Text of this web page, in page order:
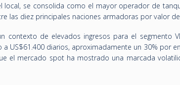
se consolida como el mayor operador de
las diez principales naciones armadoras por valor
contexto de elevados ingresos para el segmento
US$61.400 diarios, aproximadamente un 30% por
el mercado spot ha mostrado una marcada